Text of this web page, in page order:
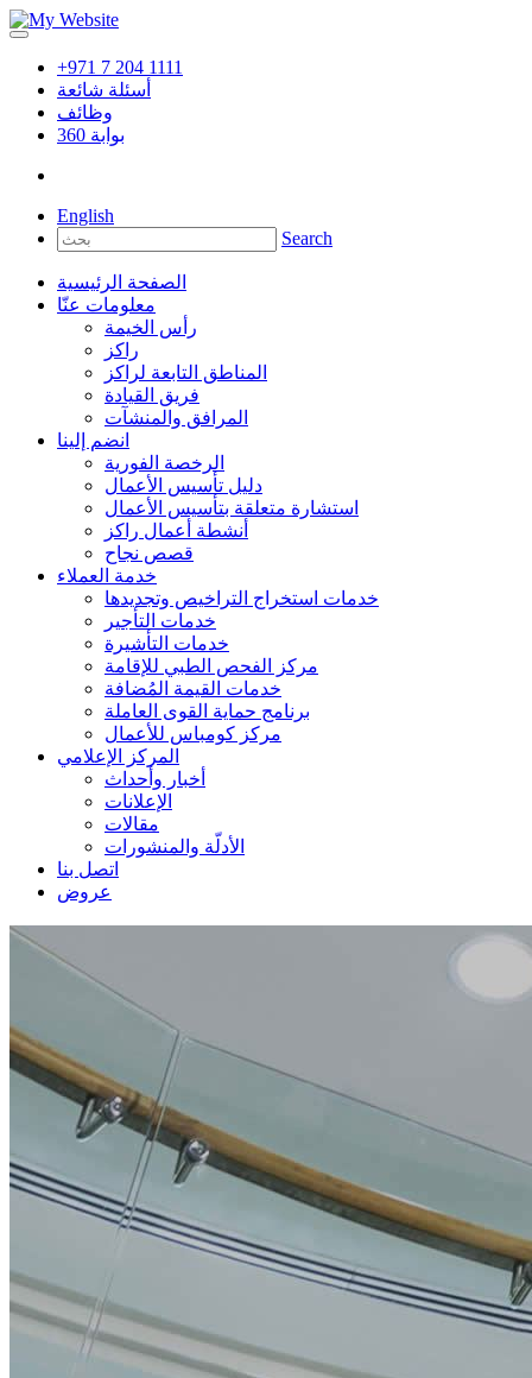
+971 7 204 1111
أسئلة شائعة
وظائف
360 بوابة
English
Search
الصفحة الرئيسية
معلومات عنّا
رأس الخيمة
راكز
المناطق التابعة لراكز
فريق القيادة
المرافق والمنشآت
انضم إلينا
الرخصة الفورية
دليل تأسيس الأعمال
استشارة متعلقة بتأسيس الأعمال
أنشطة أعمال راكز
قصص نجاح
خدمة العملاء
خدمات استخراج التراخيص وتجديدها
خدمات التأجير
خدمات التأشيرة
مركز الفحص الطبي للإقامة
خدمات القيمة المُضافة
برنامج حماية القوى العاملة
مركز كومباس للأعمال
المركز الإعلامي
أخبار وأحداث
الإعلانات
مقالات
الأدلّة والمنشورات
اتصل بنا
عروض